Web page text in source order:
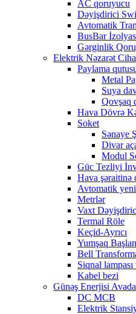
AC qoruyucu
Dəyişdirici
Avtomatik
BusBar
Gərginlik
Elektrik Nəzarət
Paylama
Metal
Suya
Qovşaq
Hava Dövrə
Soket
Sənaye
Divar
Modul
Güc Tezliyi
Hava şəraitinə
Avtomatik
Metrlər
Vaxt
Termal Röle
Keçid-Ayrıcı
Yumşaq
Bell
Siqnal
Kabel bezi
Günəş Enerjisi
DC MCB
Elektrik